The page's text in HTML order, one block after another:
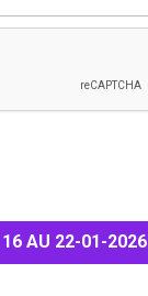
16 AU 22-01-2026